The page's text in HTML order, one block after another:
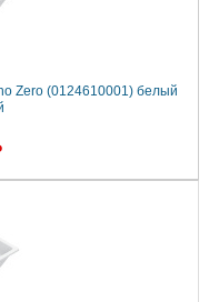
Zero (0124610001) белый